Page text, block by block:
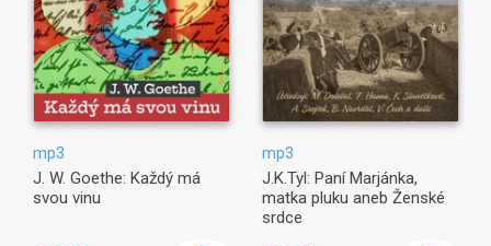
mp3
J. W. Goethe: Každý má
svou vinu
mp3
J.K.Tyl: Paní Marjánka,
matka pluku aneb Ženské
srdce